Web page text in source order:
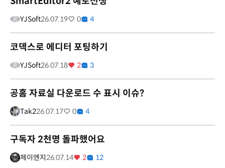
YJSoft26.07.19 0 4
코덱스로 에디터 포팅하기
YJSoft26.07.18 2 3
공홈 자료실 다운로드 수 표시 이슈?
Tak226.07.17 0 4
구독자 2천명 돌파했어요
제이엔지26.07.14 2 12